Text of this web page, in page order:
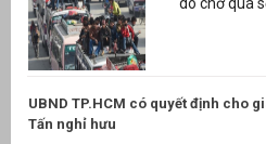
UBND TP.HCM có quyết định cho
Tấn nghỉ hưu